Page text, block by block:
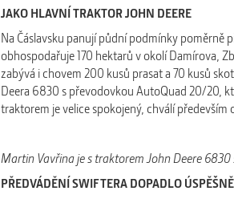
JAKO HLAVNÍ TRAKTOR JOHN DEERE
Na Čáslavsku panují půdní podmínky poměrně
obhospodařuje 170 hektarů v okolí Damírova,
zabývá i chovem 200 kusů prasat a 70 kusů
Deera 6830 s převodovkou AutoQuad 20/20,
traktorem je velice spokojený, chválí především
Martin Vavřina je s traktorem John Deere
PŘEDVÁDĚNÍ SWIFTERA DOPADLO ÚSPĚŠNĚ